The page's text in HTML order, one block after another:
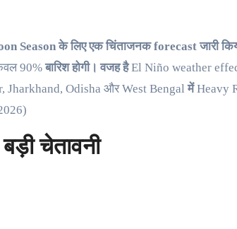
Season के लिए एक चिंताजनक forecast जारी
90%बारिश होगी। वजह हैEl Niño weather
Jharkhand, Odisha और West Bengal मेंHeavy
चेतावनी